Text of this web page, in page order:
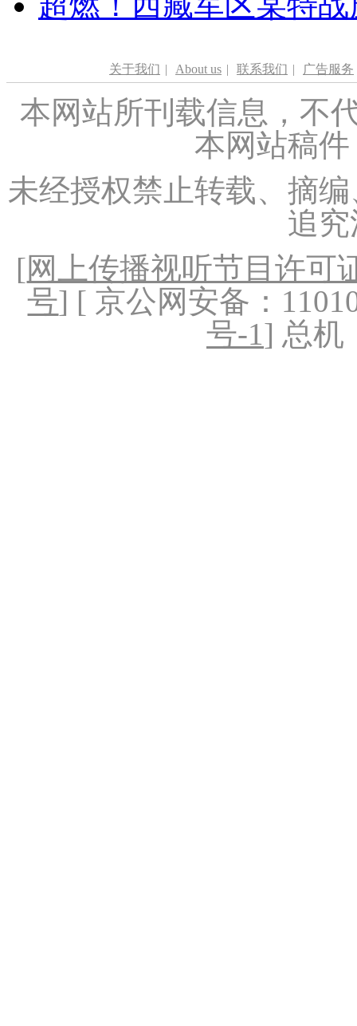
关于我们 | About us | 联系我们 | 广告服务
本网站所刊载信息，不
本网站稿
未经授权禁止转载、摘
追
[网上传播视听节目许可
号] [ 京公网安备：
号-1] 总机